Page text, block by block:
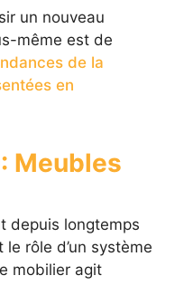
un nouveau
même est de
de la
en
Meubles
depuis longtemps
rôle d’un système
mobilier agit